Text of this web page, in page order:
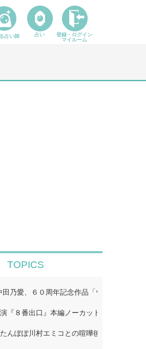
TOPICS
田乃愛、６０周年記念作品「ウルトラマン
『８番出口』本編ノーカット地上波初放
んぽぽ川村エミコとの喧嘩後に「初めて
占い師 占い
登録・ログイン
マイルーム